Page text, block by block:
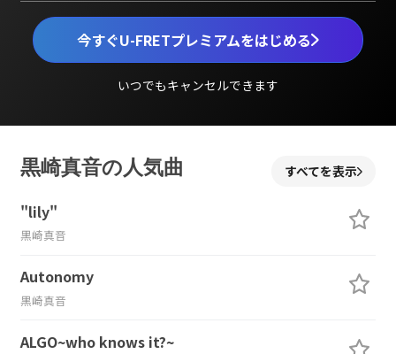
今すぐU-FRETプレミアムをはじめる
いつでもキャンセルできます
黒崎真音の人気曲 すべてを表示
"lily"
黒崎真音
Autonomy
黒崎真音
ALGO~who knows it?~